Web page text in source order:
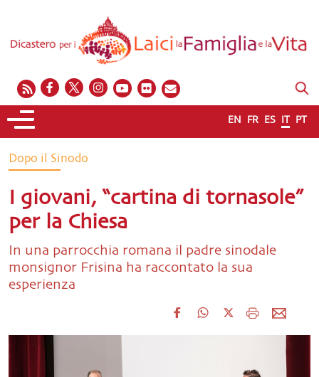
EN FR ES IT PT
Dopo il Sinodo
I giovani, “cartina di tornasole”
per la Chiesa
In una parrocchia romana il padre sinodale
monsignor Frisina ha raccontato la sua
esperienza